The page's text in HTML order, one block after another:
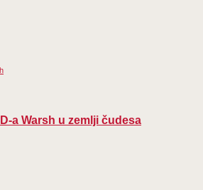
a Warsh u zemlji čudesa